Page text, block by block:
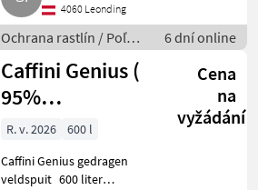
4060 Leonding
Ochrana rastlín / Poľné
postrekovače
6 dní online
Caffini Genius (
95%
driftredcutie)
Cena
na
vyžádání
R. v. 2026
600 l
Caffini Genius gedragen
veldspuit 600 liter